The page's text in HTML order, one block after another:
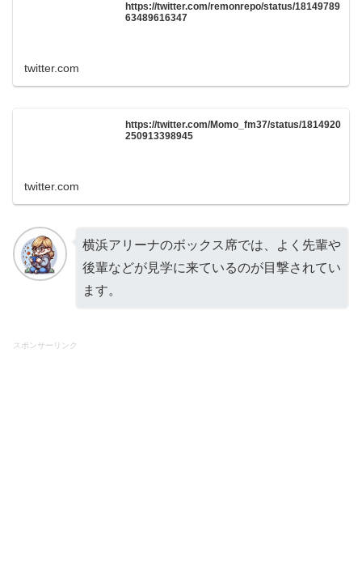
https://twitter.com/remonrepo/status/18149789
63489616347
twitter.com
https://twitter.com/Momo_fm37/status/1814920
250913398945
twitter.com
横浜アリーナのボックス席では、よく先輩や
後輩などが見学に来ているのが目撃されてい
ます。
スポンサーリンク